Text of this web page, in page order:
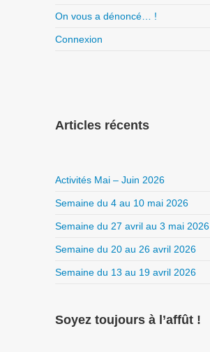
On vous a dénoncé… !
Connexion
Articles récents
Activités Mai – Juin 2026
Semaine du 4 au 10 mai 2026
Semaine du 27 avril au 3 mai 2026
Semaine du 20 au 26 avril 2026
Semaine du 13 au 19 avril 2026
Soyez toujours à l’affût !